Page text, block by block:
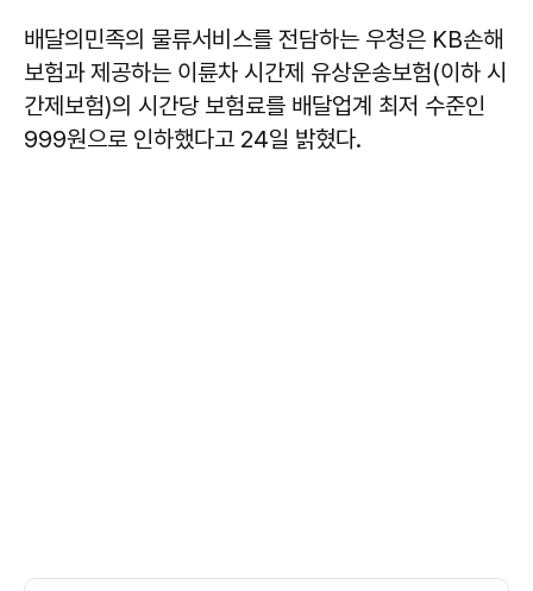
배달의민족의 물류서비스를 전담하는 우청은 KB손해
보험과 제공하는 이륜차 시간제 유상운송보험(이하 시
간제보험)의 시간당 보험료를 배달업계 최저 수준인
999원으로 인하했다고 24일 밝혔다.